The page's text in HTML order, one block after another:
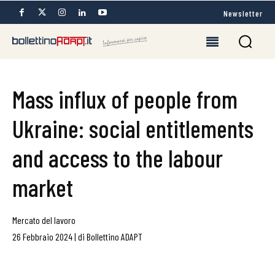
Newsletter
Mass influx of people from
Ukraine: social entitlements
and access to the labour
market
Mercato del lavoro
26 Febbraio 2024| di Bollettino ADAPT